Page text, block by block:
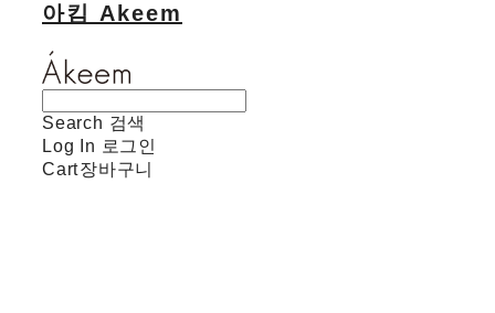
아킴 Akeem
Search 검색
Log In 로그인
Cart장바구니